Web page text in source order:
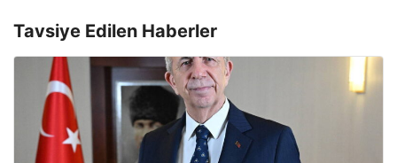
Tavsiye Edilen Haberler